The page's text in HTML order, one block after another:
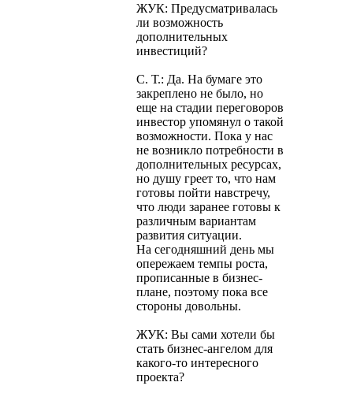
ЖУК: Предусматривалась
ли возможность
дополнительных
инвестиций?
С. Т.: Да. На бумаге это
закреплено не было, но
еще на стадии переговоров
инвестор упомянул о такой
возможности. Пока у нас
не возникло потребности в
дополнительных ресурсах,
но душу греет то, что нам
готовы пойти навстречу,
что люди заранее готовы к
различным вариантам
развития ситуации.
На сегодняшний день мы
опережаем темпы роста,
прописанные в бизнес-
плане, поэтому пока все
стороны довольны.
ЖУК: Вы сами хотели бы
стать бизнес-ангелом для
какого-то интересного
проекта?